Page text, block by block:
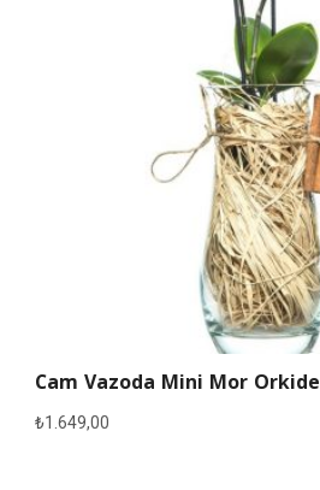
Cam Vazoda Mini Mor Orkide
₺1.649,00